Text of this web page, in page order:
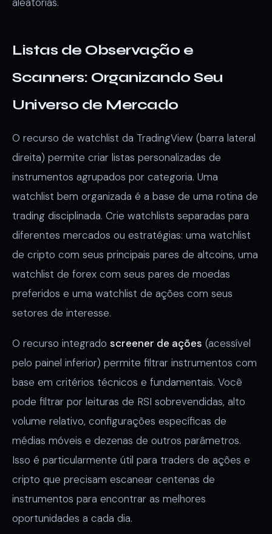
Listas de Observação e
Scanners: Organizando Seu
Universo de Mercado
O recurso de watchlist da TradingView (barra lateral
direita) permite criar listas personalizadas de
instrumentos agrupados por categoria. Uma
watchlist bem organizada é a base de uma rotina de
trading disciplinada. Crie watchlists separadas para
diferentes mercados ou estratégias: uma watchlist
de cripto com seus principais pares de altcoins, uma
watchlist de forex com seus pares de moedas
preferidos e uma watchlist de ações com seus
setores de interesse.
O recurso integrado screener de ações (acessível
pelo painel inferior) permite filtrar instrumentos com
base em critérios técnicos e fundamentais. Você
pode filtrar por leituras de RSI sobrevendidas, alto
volume relativo, configurações específicas de
médias móveis e dezenas de outros parâmetros.
Isso é particularmente útil para traders de ações e
cripto que precisam escanear centenas de
instrumentos para encontrar as melhores
oportunidades a cada dia.